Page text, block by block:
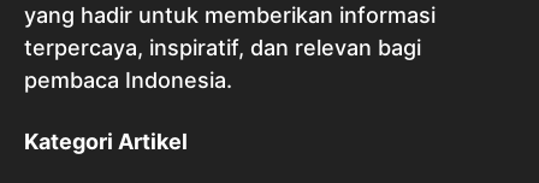
yang hadir untuk memberikan informasi
terpercaya, inspiratif, dan relevan bagi
pembaca Indonesia.
Kategori Artikel